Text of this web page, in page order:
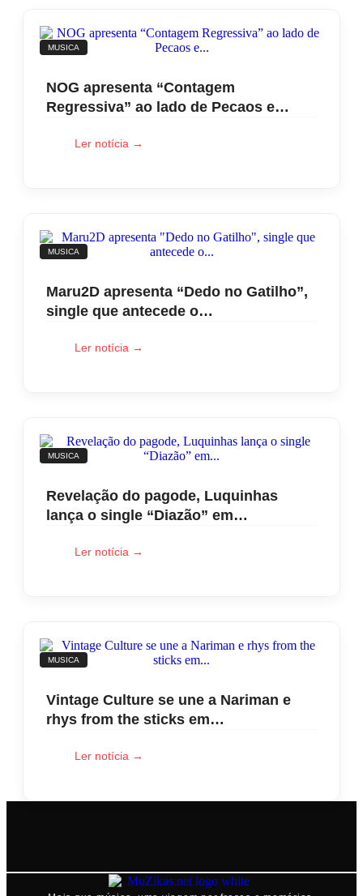
MUSICA
NOG apresenta “Contagem
Regressiva” ao lado de Pecaos e…
Ler notícia →
MUSICA
Maru2D apresenta “Dedo no Gatilho”,
single que antecede o…
Ler notícia →
MUSICA
Revelação do pagode, Luquinhas
lança o single “Diazão” em…
Ler notícia →
MUSICA
Vintage Culture se une a Nariman e
rhys from the sticks em…
Ler notícia →